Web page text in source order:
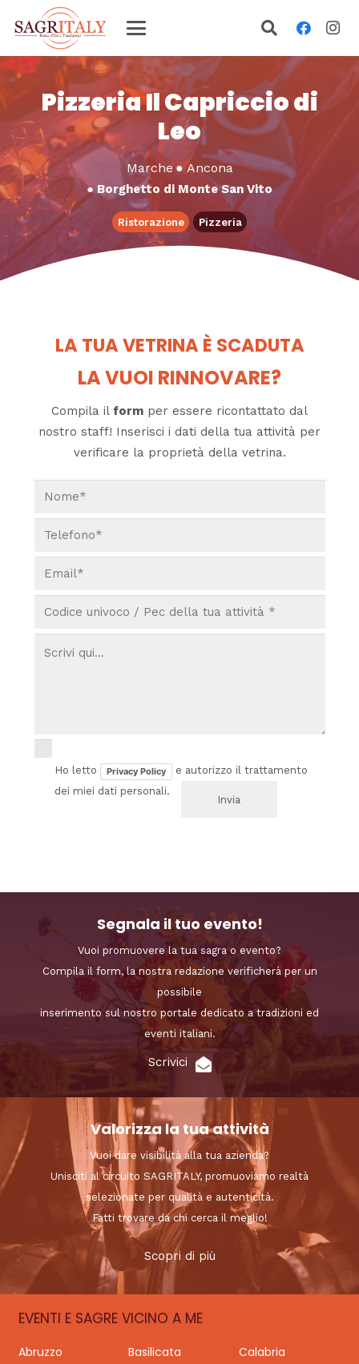
Pizzeria Il Capriccio di
Leo
Marche ●Ancona
● Borghetto di Monte San Vito
Ristorazione Pizzeria
LA TUA VETRINA È SCADUTA
LA VUOI RINNOVARE?
Compila il form per essere ricontattato dal
nostro staff! Inserisci i dati della tua attività per
verificare la proprietà della vetrina.
Ho letto Privacy Policy
e autorizzo il trattamento
dei miei dati personali.
Segnala il tuo evento!
Vuoi promuovere la tua sagra o evento?
Compila il form, la nostra redazione verificherà per un
possibile
inserimento sul nostro portale dedicato a tradizioni ed
eventi italiani.
Scrivici
Valorizza la tua attività
Vuoi dare visibilità alla tua azienda?
Unisciti al circuito SAGRITALY, promuoviamo realtà
selezionate per qualità e autenticità.
Fatti trovare da chi cerca il meglio!
Scopri di più
EVENTI E SAGRE VICINO A ME
Abruzzo Basilicata
Calabria